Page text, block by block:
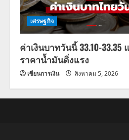
เศรษฐกิจ
ค่าเงินบาทวันนี้ 33.10-33.35
ราคาน้ำมันดิ่งแรง
เซียนการเงิน สิงหาคม 5, 2026